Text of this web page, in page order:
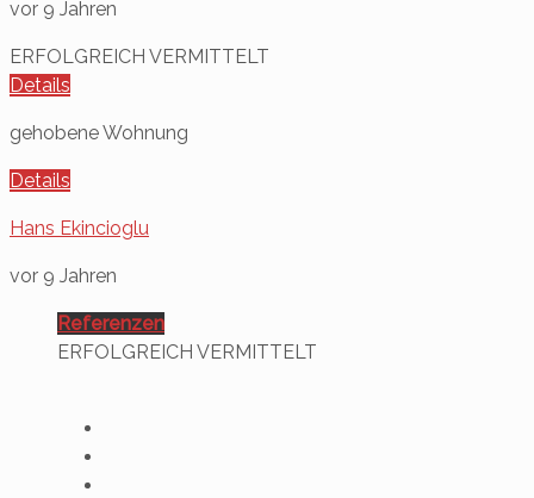
vor 9 Jahren
ERFOLGREICH VERMITTELT
Details
gehobene Wohnung
Details
Hans Ekincioglu
vor 9 Jahren
Referenzen
ERFOLGREICH VERMITTELT